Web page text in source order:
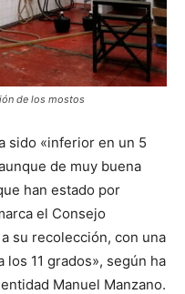
de los mostos
sido «inferior en un 5
de muy buena
han estado por
el Consejo
su recolección, con una
11 grados», según ha
Manuel Manzano.